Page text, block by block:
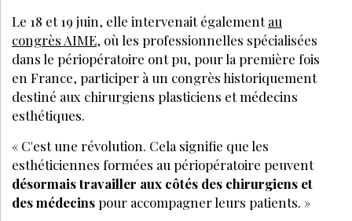
Le 18 et 19 juin, elle intervenait égalementau
congrès AIME, où les professionnelles spécialisées
dans le périopératoire ont pu, pour la première fois
en France, participer à un congrès historiquement
destiné aux chirurgiens plasticiens et médecins
esthétiques.
« C'est une révolution. Cela signifie que les
esthéticiennes formées au périopératoire peuvent
désormais travailler aux côtés des chirurgiens et
des médecins pour accompagner leurs patients. »